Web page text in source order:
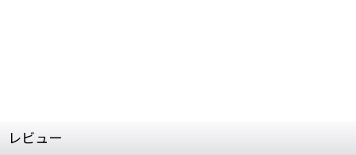
レビュー